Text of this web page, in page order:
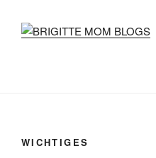
WICHTIGES